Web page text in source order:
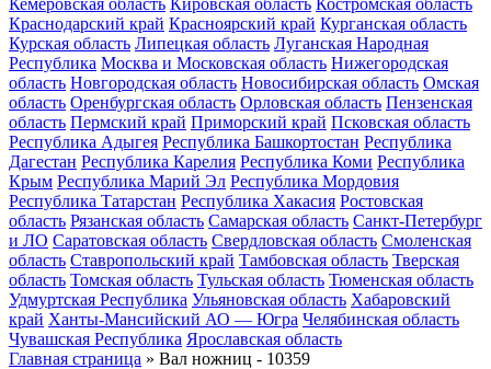
Краснодарский край Красноярский край Курганская область
Курская область Липецкая область Луганская Народная
Республика Москва и Московская область Нижегородская
область Новгородская область Новосибирская область Омская
область Оренбургская область Орловская область Пензенская
область Пермский край Приморский край Псковская область
Республика Адыгея Республика Башкортостан Республика
Дагестан Республика Карелия Республика Коми Республика
Крым Республика Марий Эл Республика Мордовия
Республика Татарстан Республика Хакасия Ростовская
область Рязанская область Самарская область Санкт-Петербург
и ЛО Саратовская область Свердловская область Смоленская
область Ставропольский край Тамбовская область Тверская
область Томская область Тульская область Тюменская область
Удмуртская Республика Ульяновская область Хабаровский
край Ханты-Мансийский АО — Югра Челябинская область
Чувашская Республика Ярославская область
Главная страница » Вал ножниц - 10359